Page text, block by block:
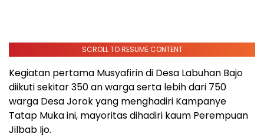
SCROLL TO RESUME CONTENT
Kegiatan pertama Musyafirin di Desa Labuhan Bajo
diikuti sekitar 350 an warga serta lebih dari 750
warga Desa Jorok yang menghadiri Kampanye
Tatap Muka ini, mayoritas dihadiri kaum Perempuan
Jilbab Ijo.